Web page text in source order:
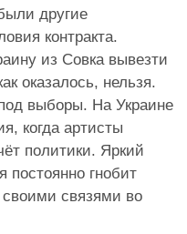
другие
контракта.
из Совка вывезти
оказалось, нельзя.
выборы. На Украине
когда артисты
политики. Яркий
постоянно гнобит
своими связями во